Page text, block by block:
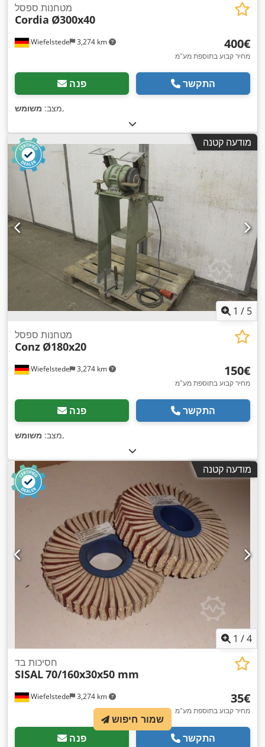
Wiefelstede 3,274 km
מטחנות ספסל
Cordia Ø300x40
‏400 ‏€
מחיר קבוע בתוספת מע"מ
פנה התקשר
מצב: משומש ,
מודעה קטנה
1 / 5
Wiefelstede 3,274 km
מטחנות ספסל
Conz Ø180x20
‏150 ‏€
מחיר קבוע בתוספת מע"מ
פנה התקשר
מצב: משומש ,
מודעה קטנה
1 /4
Wiefelstede 3,274 km
חסיכות בד
SISAL70/160x30x50 mm
‏35 ‏€
מחיר קבוע בתוספת מע"מ
פנה התקשר
שמור חיפוש